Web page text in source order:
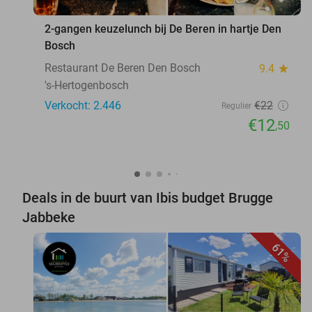
2-gangen keuzelunch bij De Beren in hartje Den
Bosch
Restaurant De Beren Den Bosch
9.4 star
's-Hertogenbosch
Verkocht: 2.446
Regulier €22
€12,50
Deals in de buurt van Ibis budget Brugge
Jabbeke
61%